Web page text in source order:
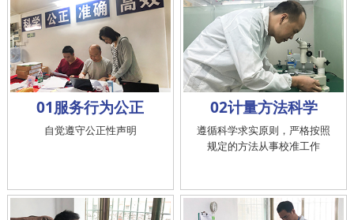
01服务行为公正
自觉遵守公正性声明
02计量方法科学
遵循科学求实原则，严格按照
规定的方法从事校准工作